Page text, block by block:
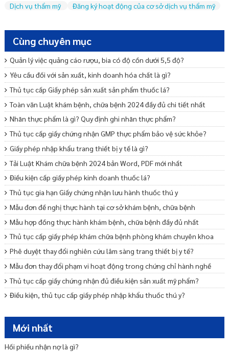
Dịch vụ thẩm mỹ Đăng ký hoạt động của cơ sở dịch vụ thẩm mỹ
Cùng chuyên mục
Quản lý việc quảng cáo rượu, bia có độ cồn dưới 5,5 độ?
Yêu cầu đối với sản xuất, kinh doanh hóa chất là gì?
Thủ tục cấp Giấy phép sản xuất sản phẩm thuốc lá?
Toàn văn Luật khám bệnh, chữa bệnh 2024 đầy đủ chi tiết nhất
Nhãn thực phẩm là gì? Quy định ghi nhãn thực phẩm?
Thủ tục cấp giấy chứng nhận GMP thực phẩm bảo vệ sức khỏe?
Giấy phép nhập khẩu trang thiết bị y tế là gì?
Tải Luật Khám chữa bệnh 2024 bản Word, PDF mới nhất
Điều kiện cấp giấy phép kinh doanh thuốc lá?
Thủ tục gia hạn Giấy chứng nhận lưu hành thuốc thú y
Mẫu đơn đề nghị thực hành tại cơ sở khám bệnh, chữa bệnh
Mẫu hợp đồng thực hành khám bệnh, chữa bệnh đầy đủ nhất
Thủ tục cấp giấy phép khám chữa bệnh phòng khám chuyên khoa
Phê duyệt thay đổi nghiên cứu lâm sàng trang thiết bị y tế?
Mẫu đơn thay đổi phạm vi hoạt động trong chứng chỉ hành nghề
Thủ tục cấp giấy chứng nhận đủ điều kiện sản xuất mỹ phẩm?
Điều kiện, thủ tục cấp giấy phép nhập khẩu thuốc thú y?
Mẫu đơn đề nghị cấp lại chứng chỉ hành nghề khi bị thu hồi?
Dịch vụ xin cấp giấy phép phòng khám đa khoa
Mới nhất
Hối phiếu nhận nợ là gì?